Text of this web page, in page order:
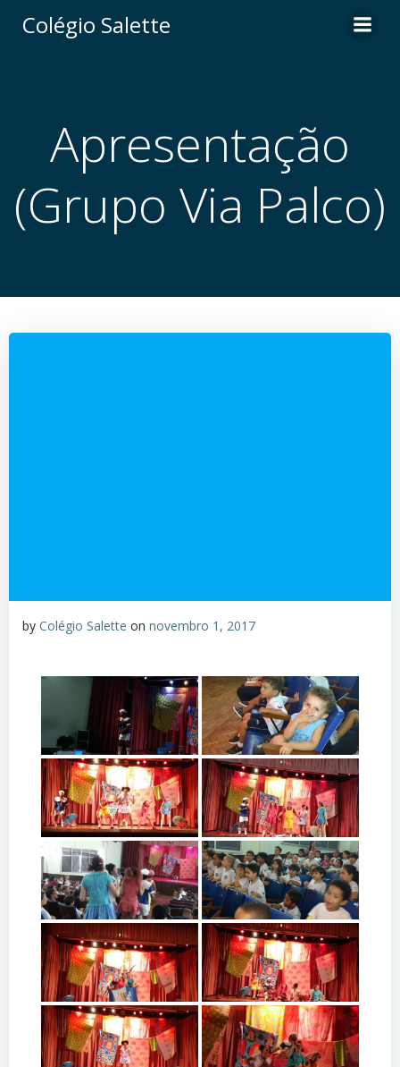
Colégio Salette
Apresentação
(Grupo Via Palco)
by Colégio Salette on novembro 1, 2017